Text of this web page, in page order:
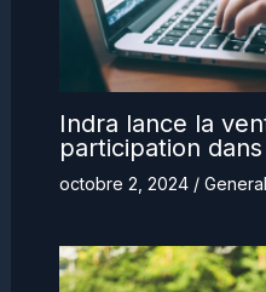
Indra lance la
participation
octobre 2, 2024 / General